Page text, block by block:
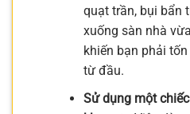
quạt trần, bụi bẩn
xuống sàn nhà
khiến bạn phải
từ đầu.
Sử dụng một